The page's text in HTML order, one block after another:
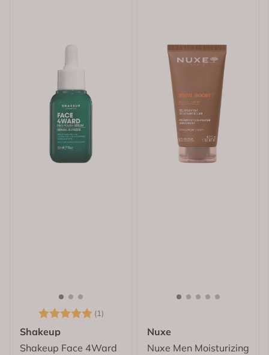
Karakter: (1)
Shakeup
Shakeup Face 4Ward
Nuxe
Nuxe Men Moisturizing